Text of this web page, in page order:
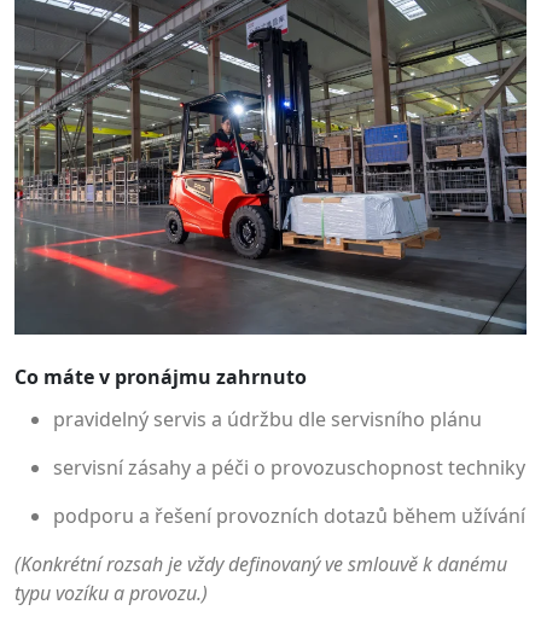
Co máte v pronájmu zahrnuto
pravidelný servis a údržbu dle servisního plánu
servisní zásahy a péči o provozuschopnost techniky
podporu a řešení provozních dotazů během užívání
(Konkrétní rozsah je vždy definovaný ve smlouvě k danému
typu vozíku a provozu.)